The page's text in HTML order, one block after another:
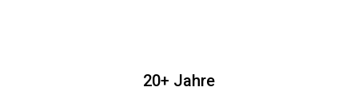
20+ Jahre